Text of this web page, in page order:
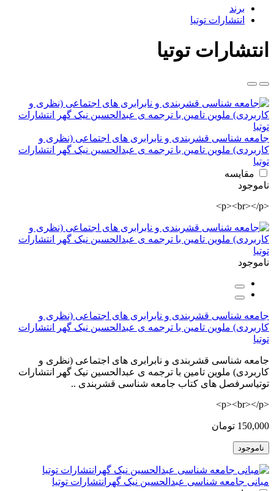
برند
انتشارات توتیا
انتشارات توتیا
جامعه شناسی قشربندی و نابرابری های اجتماعی (نظری و
کاربردی) ملوین تامین با ترجمه ی عبدالحسین نیک گهر انتشارات
توتیا
مقایسه
ناموجود
<p><br></p>
ناموجود
جامعه شناسی قشربندی و نابرابری های اجتماعی (نظری و
کاربردی) ملوین تامین با ترجمه ی عبدالحسین نیک گهر انتشارات
توتیا
جامعه شناسی قشربندی و نابرابری های اجتماعی (نظری و
کاربردی) ملوین تامین با ترجمه ی عبدالحسین نیک گهر انتشارات
توتیاسرفصل های کتاب جامعه شناسی قشربندی ..
<p><br></p>
150,000 تومان
ناموجود
مبانی جامعه شناسی عبدالحسین نیک گهرانتشارات توتیا